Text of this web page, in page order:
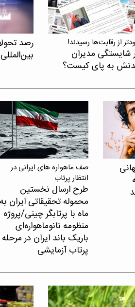
از رقابت‌ها رسیدند!
شایستگی مدیران
به پای کیست؟
رصد
بین‌المللی
صف ماهواره های ایرانی در
انتظار پرتاب
طرح ارسال نخستین
محموله تحقیقاتی ایران به
ماه با پرتابگر چینی/پروژه
منظومه نانوماهواره‌ای
باریک باند ایران در مرحله
پرتاب آزمایشی